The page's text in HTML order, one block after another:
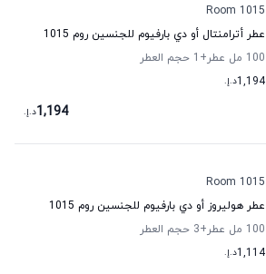
Room 1015
عطر أترامنتال أو دي بارفيوم للجنسين روم 1015
100 مل عطر
+1
حجم العطر
1,194د.إ.
1,194د.إ.
Room 1015
عطر هوليروز أو دي بارفيوم للجنسين روم 1015
100 مل عطر
+3
حجم العطر
1,114د.إ.